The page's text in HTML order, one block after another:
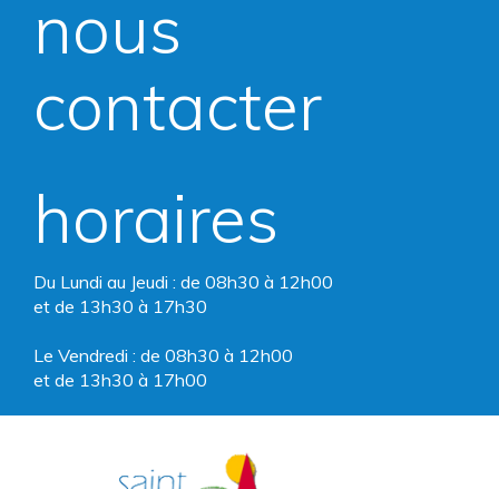
le
Facebook
le
Instagram
nous
contacter
horaires
Du Lundi au Jeudi : de 08h30 à 12h00
et de 13h30 à 17h30
Le Vendredi : de 08h30 à 12h00
et de 13h30 à 17h00